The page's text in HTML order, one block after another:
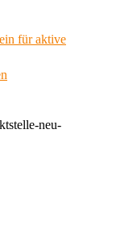
für aktive
neu-